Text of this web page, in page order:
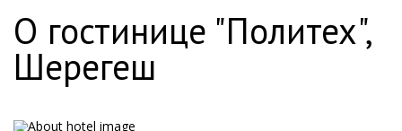
О гостинице "Политех",
Шерегеш